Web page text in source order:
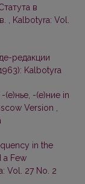
в
Kalbotyra: Vol.
редакции
Kalbotyra
(е)нье, -(е)ние in
Version
in the
a Few
Vol. 27 No. 2